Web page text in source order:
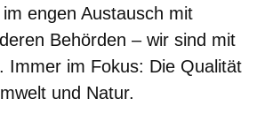
engen Austausch mit
Behörden – wir sind mit
Immer im Fokus: Die Qualität
und Natur.